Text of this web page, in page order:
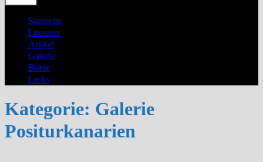
Startseite
Literatur
Artikel
Galerie
Börse
Links
Kategorie: Galerie
Positurkanarien